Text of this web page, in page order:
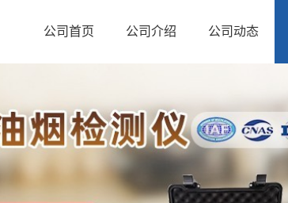
公司首页 公司介绍 公司动态